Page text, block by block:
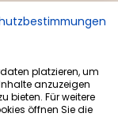
platzieren, um
anzuzeigen
bieten. Für weitere
öffnen Sie die